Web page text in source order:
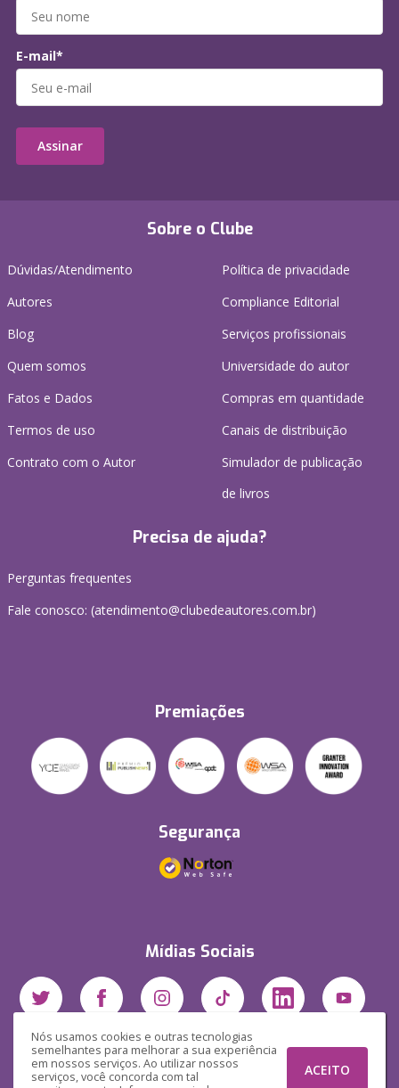
Nós usamos cookies e outras tecnologias
semelhantes para melhorar a sua experiência
em nossos serviços. Ao utilizar nossos
serviços, você concorda com tal
ACEITO
Sobre o Clube
Dúvidas/Atendimento
Autores
Blog
Quem somos
Fatos e Dados
Termos de uso
Contrato com o Autor
Política de privacidade
Compliance Editorial
Serviços profissionais
Universidade do autor
Compras em quantidade
Canais de distribuição
Simulador de publicação
de livros
Precisa de ajuda?
Perguntas frequentes
Fale conosco: (atendimento@clubedeautores.com.br)
Premiações
Segurança
Mídias Sociais
E-mail*
Assinar